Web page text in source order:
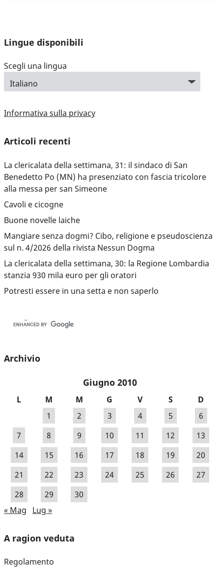
Lingue disponibili
Scegli una lingua
Informativa sulla privacy
Articoli recenti
La clericalata della settimana, 31: il sindaco di San
Benedetto Po (MN) ha presenziato con fascia tricolore
alla messa per san Simeone
Cavoli e cicogne
Buone novelle laiche
Mangiare senza dogmi? Cibo, religione e pseudoscienza
sul n. 4/2026 della rivista Nessun Dogma
La clericalata della settimana, 30: la Regione Lombardia
stanzia 930 mila euro per gli oratori
Potresti essere in una setta e non saperlo
Archivio
Giugno 2010
L M M G V S
D
1
2 3 4 5
6
7
8 9 10 11 12
13
14
15 16 17 18 19
20
21
22 23 24 25 26
27
28
29
30
« Mag
Lug »
A ragion veduta
Regolamento